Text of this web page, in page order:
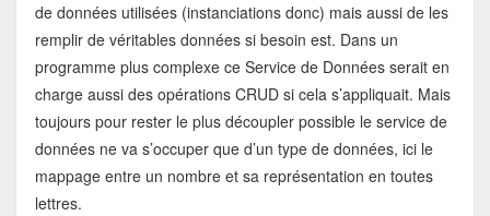
de données utilisées (instanciations donc) mais aussi de les
remplir de véritables données si besoin est. Dans un
programme plus complexe ce Service de Données serait en
charge aussi des opérations CRUD si cela s’appliquait. Mais
toujours pour rester le plus découpler possible le service de
données ne va s’occuper que d’un type de données, ici le
mappage entre un nombre et sa représentation en toutes
lettres.